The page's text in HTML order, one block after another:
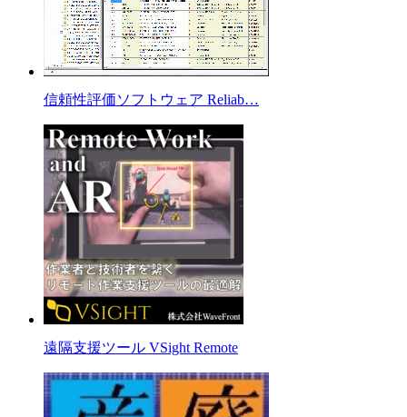
信頼性評価ソフトウェア Reliab…
遠隔支援ツール VSight Remote